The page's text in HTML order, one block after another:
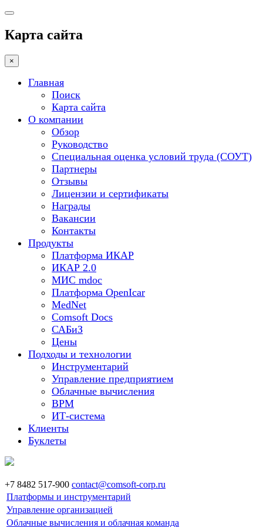
Карта сайта
×
Главная
Поиск
Карта сайта
О компании
Обзор
Руководство
Специальная оценка условий труда (СОУТ)
Партнеры
Отзывы
Лицензии и сертификаты
Награды
Вакансии
Контакты
Продукты
Платформа ИКАР
ИКАР 2.0
МИС mdoc
Платформа OpenIcar
MedNet
Comsoft Docs
САБиЗ
Цены
Подходы и технологии
Инструментарий
Управление предприятием
Облачные вычисления
BPM
ИТ-система
Клиенты
Буклеты
+7 8482 517-900 contact@comsoft-corp.ru
Платформы и инструментарий
Управление организацией
Облачные вычисления и облачная команда